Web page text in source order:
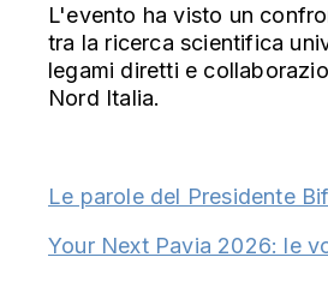
L'evento ha visto un
tra la ricerca scientifica
legami diretti e
Nord Italia.
Le parole del Presidente
Your Next Pavia 2026: le